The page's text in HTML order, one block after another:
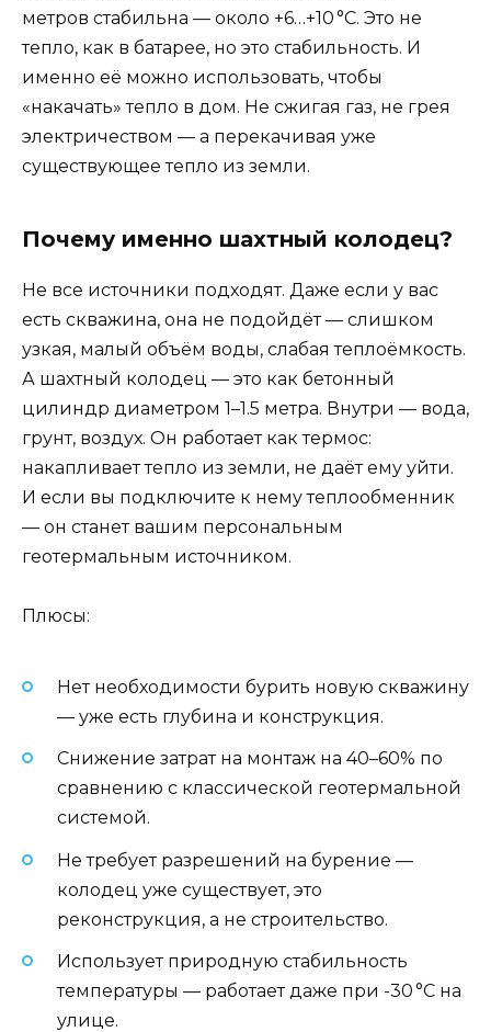
метров стабильна — около +6…+10 °C. Это не
тепло, как в батарее, но это стабильность. И
именно её можно использовать, чтобы
«накачать» тепло в дом. Не сжигая газ, не грея
электричеством — а перекачивая уже
существующее тепло из земли.
Почему именно шахтный колодец?
Не все источники подходят. Даже если у вас
есть скважина, она не подойдёт — слишком
узкая, малый объём воды, слабая теплоёмкость.
А шахтный колодец — это как бетонный
цилиндр диаметром 1–1.5 метра. Внутри — вода,
грунт, воздух. Он работает как термос:
накапливает тепло из земли, не даёт ему уйти.
И если вы подключите к нему теплообменник
— он станет вашим персональным
геотермальным источником.
Плюсы:
Нет необходимости бурить новую скважину
— уже есть глубина и конструкция.
Снижение затрат на монтаж на 40–60% по
сравнению с классической геотермальной
системой.
Не требует разрешений на бурение —
колодец уже существует, это
реконструкция, а не строительство.
Использует природную стабильность
температуры — работает даже при -30 °C на
улице.